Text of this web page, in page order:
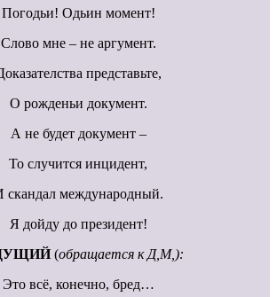
Погодьи! Одьин момент!
Слово мне – не аргумент.
представьте,
О рожденьи документ.
А не будет документ –
То случится инцидент,
скандал международный.
Я дойду до президент!
(обращается к Д,М,):
Это всё, конечно, бред…